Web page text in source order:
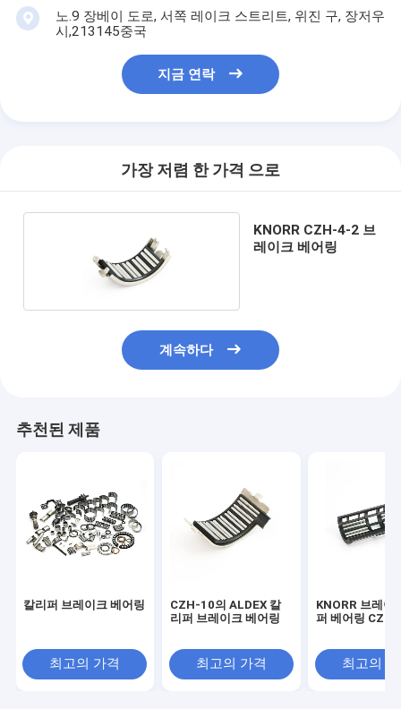
노.9 장베이 도로, 서쪽 레이크 스트리트, 위진 구, 장저우
시,213145중국
지금 연락
가장 저렴 한 가격 으로
KNORR CZH-4-2 브
레이크 베어링
계속하다
추천된 제품
칼리퍼 브레이크 베어링
최고의 가격
CZH-10의 ALDEX 칼
리퍼 브레이크 베어링
최고의 가격
KNORR 브레이
퍼 베어링
최고의